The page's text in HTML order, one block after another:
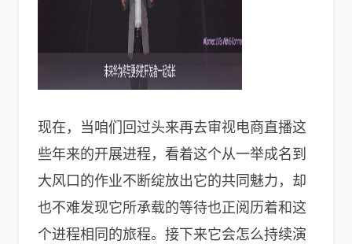
现在，当咱们回过头来再去审视电商直播这
些年来的开展进程，看着这个从一举成名到
大风口的作业不断绽放出它的共同魅力，却
也不难发现它所承载的等待也正阅历着和这
个进程相同的旅程。接下来它会怎么持续演